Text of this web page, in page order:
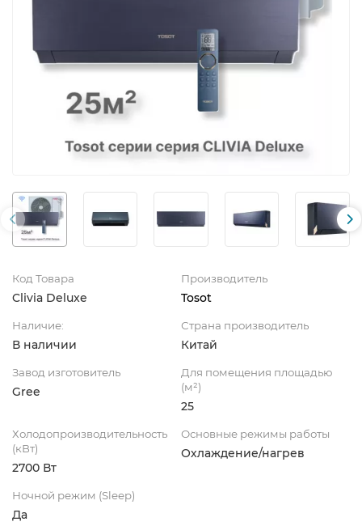
Код Товара
Clivia Deluxe
Производитель
Tosot
Наличие:
В наличии
Страна производитель
Китай
Завод изготовитель
Gree
Для помещения площадью
(м²)
25
Холодопроизводительность
(кВт)
2700 Вт
Основные режимы работы
Охлаждение/нагрев
Ночной режим (Sleep)
Да